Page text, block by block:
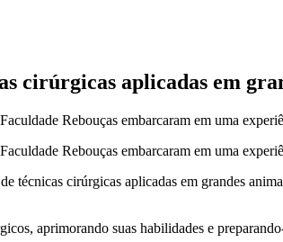
cirúrgicas aplicadas em
Rebouças embarcaram em uma
Rebouças embarcaram em uma
técnicas cirúrgicas aplicadas em grandes
aprimorando suas habilidades e